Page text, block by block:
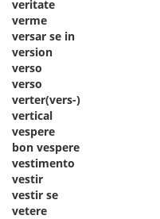
veritate
verme
versar se in
version
verso
verso
verter(vers-)
vertical
vespere
bon vespere
vestimento
vestir
vestir se
vetere